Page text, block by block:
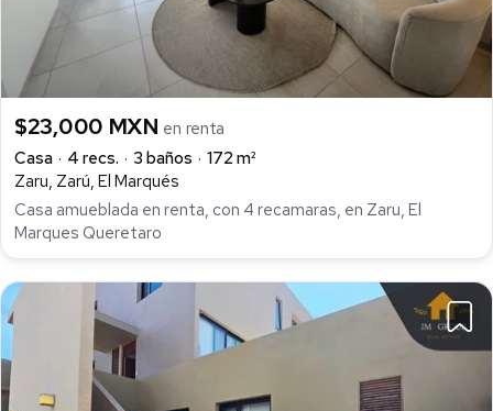
$23,000 MXN en renta
Casa
4 recs. 3 baños
172 m²
Zaru, Zarú, El Marqués
Casa amueblada en renta, con 4 recamaras, en Zaru, El
Marques Queretaro